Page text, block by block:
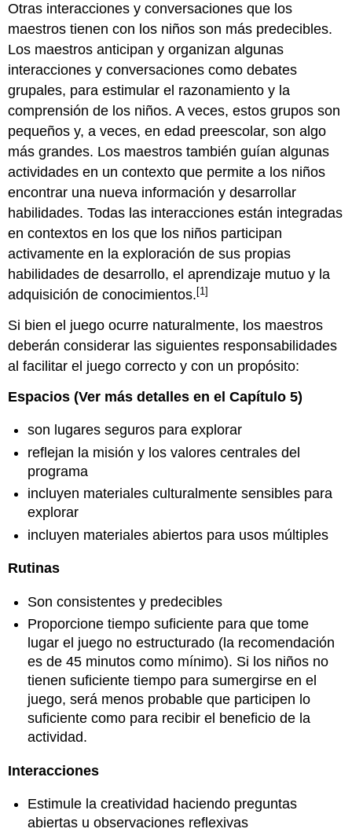
Otras interacciones y conversaciones que los
maestros tienen con los niños son más predecibles.
Los maestros anticipan y organizan algunas
interacciones y conversaciones como debates
grupales, para estimular el razonamiento y la
comprensión de los niños. A veces, estos grupos son
pequeños y, a veces, en edad preescolar, son algo
más grandes. Los maestros también guían algunas
actividades en un contexto que permite a los niños
encontrar una nueva información y desarrollar
habilidades. Todas las interacciones están integradas
en contextos en los que los niños participan
activamente en la exploración de sus propias
habilidades de desarrollo, el aprendizaje mutuo y la
adquisición de conocimientos.[1]
Si bien el juego ocurre naturalmente, los maestros
deberán considerar las siguientes responsabilidades
al facilitar el juego correcto y con un propósito:
Espacios (Ver más detalles en el Capítulo 5)
son lugares seguros para explorar
reflejan la misión y los valores centrales del
programa
incluyen materiales culturalmente sensibles para
explorar
incluyen materiales abiertos para usos múltiples
Rutinas
Son consistentes y predecibles
Proporcione tiempo suficiente para que tome
lugar el juego no estructurado (la recomendación
es de 45 minutos como mínimo). Si los niños no
tienen suficiente tiempo para sumergirse en el
juego, será menos probable que participen lo
suficiente como para recibir el beneficio de la
actividad.
Interacciones
Estimule la creatividad haciendo preguntas
abiertas u observaciones reflexivas